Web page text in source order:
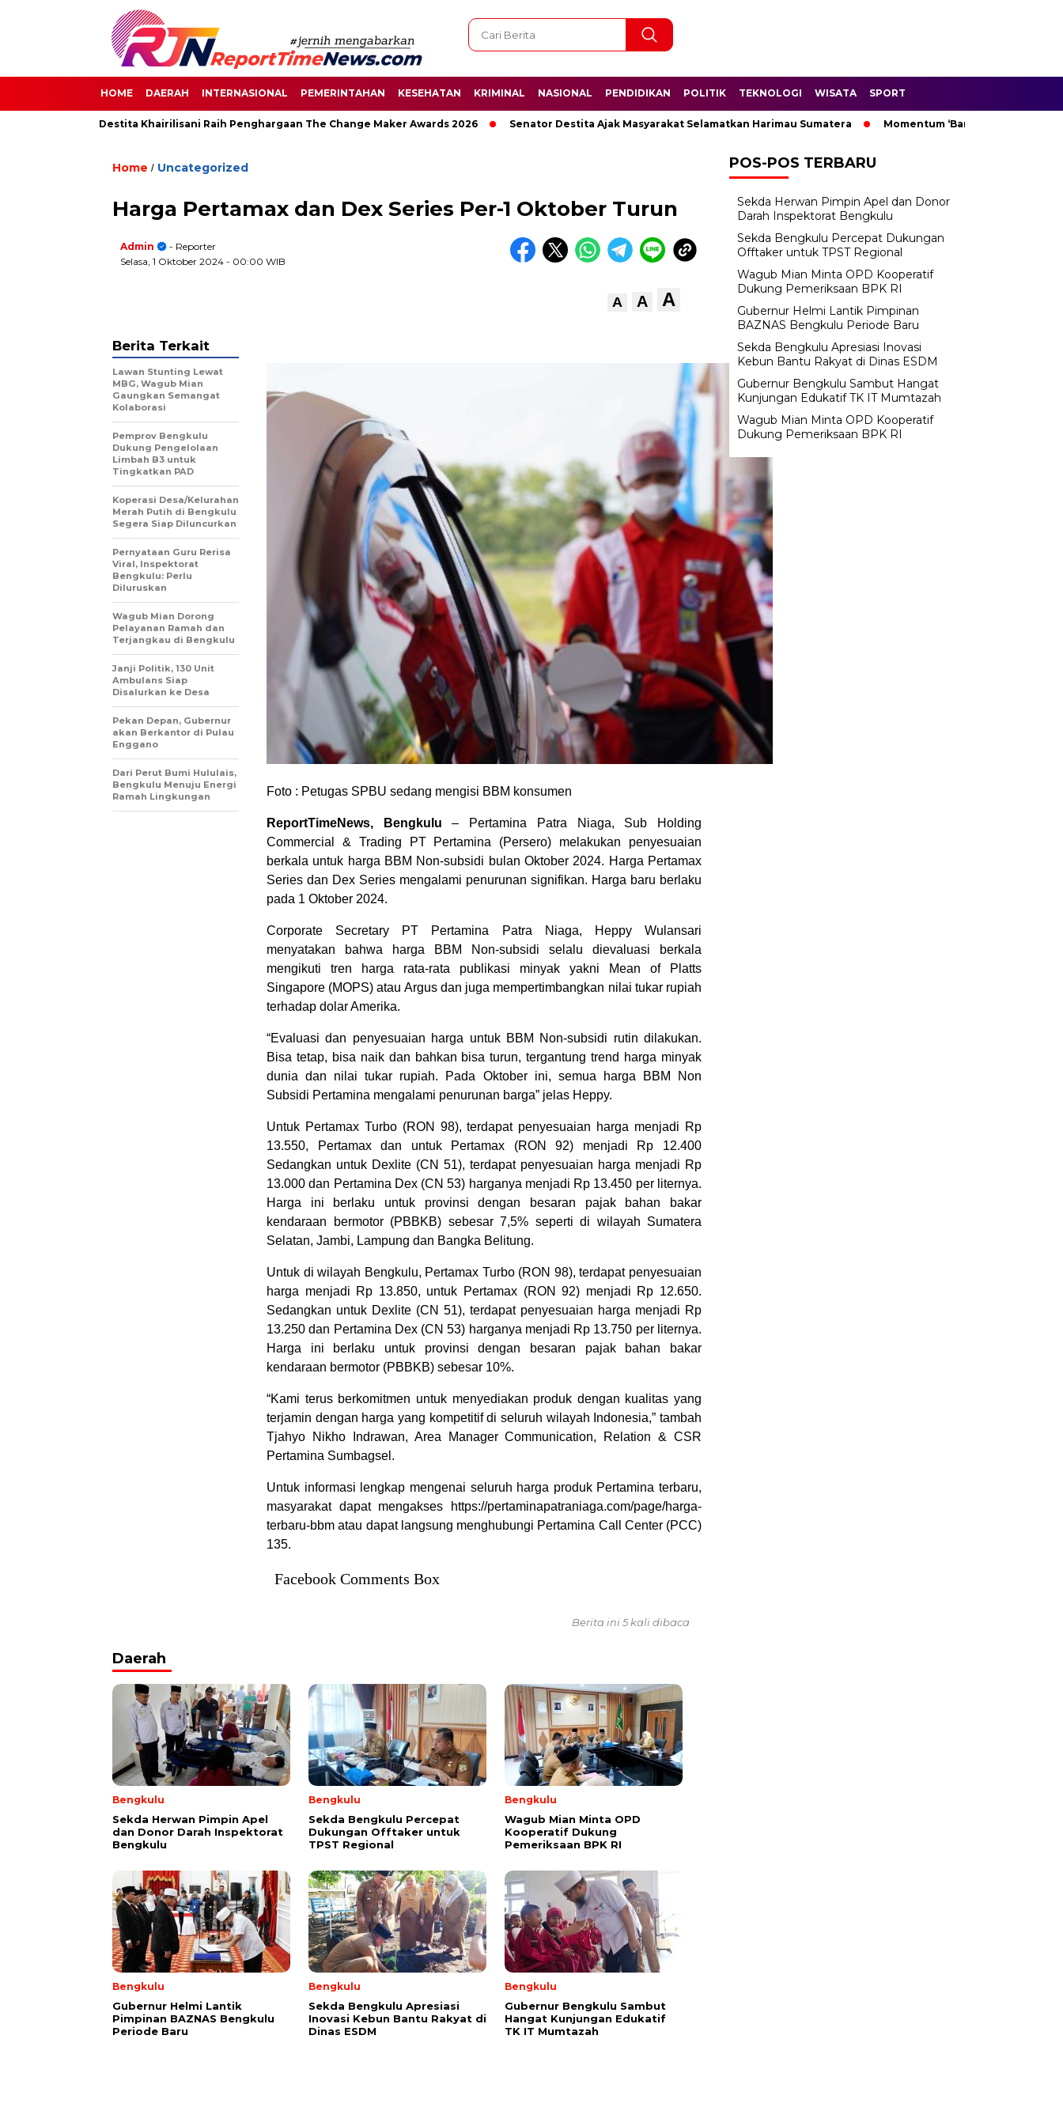
HOME DAERAH INTERNASIONAL PEMERINTAHAN KESEHATAN KRIMINAL NASIONAL PENDIDIKAN POLITIK TEKNOLOGI WISATA SPORT
Senayan, Destita Khairilisani Raih Penghargaan The Change Maker Awards 2026 Senator Destita Ajak Masyarakat Selamatkan Harimau Sumatera Momentum ‘Bantu Rakyat’: Wagub
Home / Uncategorized
Harga Pertamax dan Dex Series Per-1 Oktober Turun
Admin
- Reporter
Selasa, 1 Oktober 2024 - 00:00 WIB
A A A
Foto : Petugas SPBU sedang mengisi BBM konsumen
ReportTimeNews, Bengkulu – Pertamina Patra Niaga, Sub Holding
Commercial & Trading PT Pertamina (Persero) melakukan penyesuaian
berkala untuk harga BBM Non-subsidi bulan Oktober 2024. Harga Pertamax
Series dan Dex Series mengalami penurunan signifikan. Harga baru berlaku
pada 1 Oktober 2024.
Corporate Secretary PT Pertamina Patra Niaga, Heppy Wulansari
menyatakan bahwa harga BBM Non-subsidi selalu dievaluasi berkala
mengikuti tren harga rata-rata publikasi minyak yakni Mean of Platts
Singapore (MOPS) atau Argus dan juga mempertimbangkan nilai tukar rupiah
terhadap dolar Amerika.
“Evaluasi dan penyesuaian harga untuk BBM Non-subsidi rutin dilakukan.
Bisa tetap, bisa naik dan bahkan bisa turun, tergantung trend harga minyak
dunia dan nilai tukar rupiah. Pada Oktober ini, semua harga BBM Non
Subsidi Pertamina mengalami penurunan barga” jelas Heppy.
Untuk Pertamax Turbo (RON 98), terdapat penyesuaian harga menjadi Rp
13.550, Pertamax dan untuk Pertamax (RON 92) menjadi Rp 12.400
Sedangkan untuk Dexlite (CN 51), terdapat penyesuaian harga menjadi Rp
13.000 dan Pertamina Dex (CN 53) harganya menjadi Rp 13.450 per liternya.
Harga ini berlaku untuk provinsi dengan besaran pajak bahan bakar
kendaraan bermotor (PBBKB) sebesar 7,5% seperti di wilayah Sumatera
Selatan, Jambi, Lampung dan Bangka Belitung.
Untuk di wilayah Bengkulu, Pertamax Turbo (RON 98), terdapat penyesuaian
harga menjadi Rp 13.850, untuk Pertamax (RON 92) menjadi Rp 12.650.
Sedangkan untuk Dexlite (CN 51), terdapat penyesuaian harga menjadi Rp
13.250 dan Pertamina Dex (CN 53) harganya menjadi Rp 13.750 per liternya.
Harga ini berlaku untuk provinsi dengan besaran pajak bahan bakar
kendaraan bermotor (PBBKB) sebesar 10%.
“Kami terus berkomitmen untuk menyediakan produk dengan kualitas yang
terjamin dengan harga yang kompetitif di seluruh wilayah Indonesia,” tambah
Tjahyo Nikho Indrawan, Area Manager Communication, Relation & CSR
Pertamina Sumbagsel.
Untuk informasi lengkap mengenai seluruh harga produk Pertamina terbaru,
masyarakat dapat mengakses https://pertaminapatraniaga.com/page/harga-
terbaru-bbm atau dapat langsung menghubungi Pertamina Call Center (PCC)
135.
Facebook Comments Box
Berita Terkait
Lawan Stunting Lewat
MBG, Wagub Mian
Gaungkan Semangat
Kolaborasi
Pemprov Bengkulu
Dukung Pengelolaan
Limbah B3 untuk
Tingkatkan PAD
Koperasi Desa/Kelurahan
Merah Putih di Bengkulu
Segera Siap Diluncurkan
Pernyataan Guru Rerisa
Viral, Inspektorat
Bengkulu: Perlu
Diluruskan
Wagub Mian Dorong
Pelayanan Ramah dan
Terjangkau di Bengkulu
Janji Politik, 130 Unit
Ambulans Siap
Disalurkan ke Desa
Pekan Depan, Gubernur
akan Berkantor di Pulau
Enggano
Dari Perut Bumi Hululais,
Bengkulu Menuju Energi
Ramah Lingkungan
Berita ini 5 kali dibaca
Daerah
Bengkulu
Sekda Herwan Pimpin Apel
dan Donor Darah Inspektorat
Bengkulu
Bengkulu
Sekda Bengkulu Percepat
Dukungan Offtaker untuk
TPST Regional
Bengkulu
Wagub Mian Minta OPD
Kooperatif Dukung
Pemeriksaan BPK RI
Bengkulu
Gubernur Helmi Lantik
Pimpinan BAZNAS Bengkulu
Periode Baru
Bengkulu
Sekda Bengkulu Apresiasi
Inovasi Kebun Bantu Rakyat di
Dinas ESDM
Bengkulu
Gubernur Bengkulu Sambut
Hangat Kunjungan Edukatif
TK IT Mumtazah
POS-POS TERBARU
Sekda Herwan Pimpin Apel dan Donor
Darah Inspektorat Bengkulu
Sekda Bengkulu Percepat Dukungan
Offtaker untuk TPST Regional
Wagub Mian Minta OPD Kooperatif
Dukung Pemeriksaan BPK RI
Gubernur Helmi Lantik Pimpinan
BAZNAS Bengkulu Periode Baru
Sekda Bengkulu Apresiasi Inovasi
Kebun Bantu Rakyat di Dinas ESDM
Gubernur Bengkulu Sambut Hangat
Kunjungan Edukatif TK IT Mumtazah
Wagub Mian Minta OPD Kooperatif
Dukung Pemeriksaan BPK RI